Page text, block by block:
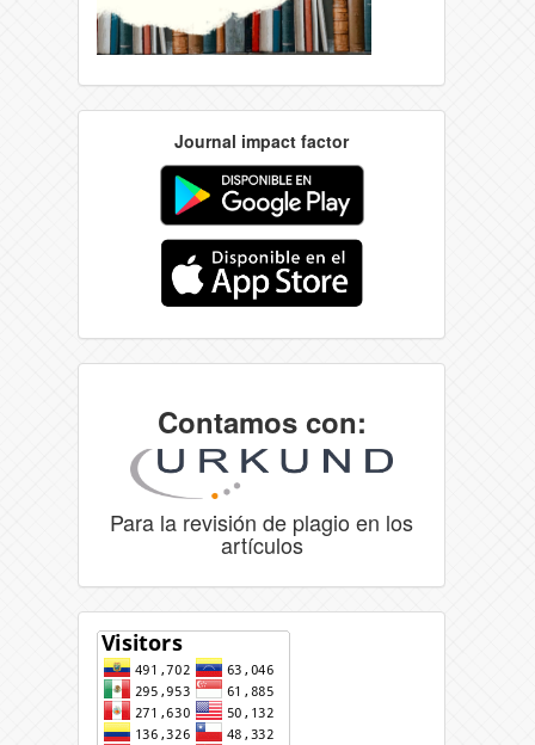
Journal impact factor
Contamos con:
Para la revisión de plagio en los
artículos